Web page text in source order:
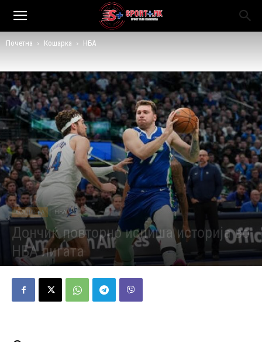
Почетна Кошарка НБА
КОШАРКА НБА
Дончиќ повторно испиша историја во
НБА лигата